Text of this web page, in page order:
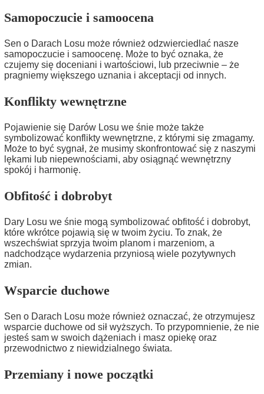
Samopoczucie i samoocena
Sen o Darach Losu może również odzwierciedlać nasze
samopoczucie i samoocenę. Może to być oznaka, że
czujemy się doceniani i wartościowi, lub przeciwnie – że
pragniemy większego uznania i akceptacji od innych.
Konflikty wewnętrzne
Pojawienie się Darów Losu we śnie może także
symbolizować konflikty wewnętrzne, z którymi się zmagamy.
Może to być sygnał, że musimy skonfrontować się z naszymi
lękami lub niepewnościami, aby osiągnąć wewnętrzny
spokój i harmonię.
Obfitość i dobrobyt
Dary Losu we śnie mogą symbolizować obfitość i dobrobyt,
które wkrótce pojawią się w twoim życiu. To znak, że
wszechświat sprzyja twoim planom i marzeniom, a
nadchodzące wydarzenia przyniosą wiele pozytywnych
zmian.
Wsparcie duchowe
Sen o Darach Losu może również oznaczać, że otrzymujesz
wsparcie duchowe od sił wyższych. To przypomnienie, że nie
jesteś sam w swoich dążeniach i masz opiekę oraz
przewodnictwo z niewidzialnego świata.
Przemiany i nowe początki